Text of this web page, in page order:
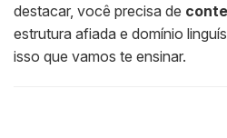
destacar, você precisa de
estrutura afiada e domínio
isso que vamos te ensinar.